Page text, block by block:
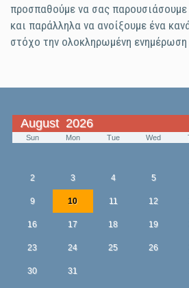
προσπαθούμε να σας
και παράλληλα να ανοίξουμε ένα
στόχο την ολοκληρωμένη ενημέρωση
August 2026
Sun Mon Tue Wed
2 3 4 5
9 10 11 12
16 17 18 19
23 24 25 26
30 31